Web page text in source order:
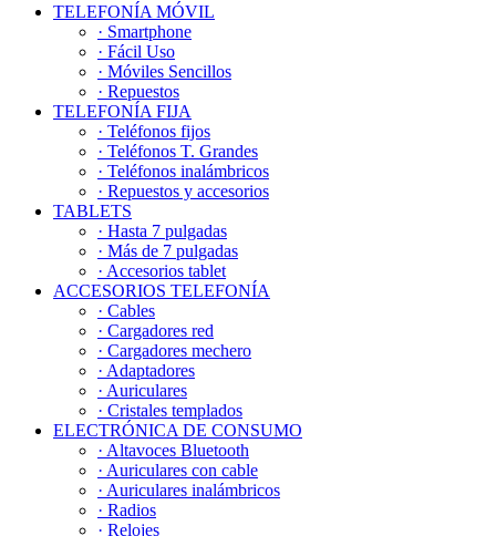
TELEFONÍA MÓVIL
· Smartphone
· Fácil Uso
· Móviles Sencillos
· Repuestos
TELEFONÍA FIJA
· Teléfonos fijos
· Teléfonos T. Grandes
· Teléfonos inalámbricos
· Repuestos y accesorios
TABLETS
· Hasta 7 pulgadas
· Más de 7 pulgadas
· Accesorios tablet
ACCESORIOS TELEFONÍA
· Cables
· Cargadores red
· Cargadores mechero
· Adaptadores
· Auriculares
· Cristales templados
ELECTRÓNICA DE CONSUMO
· Altavoces Bluetooth
· Auriculares con cable
· Auriculares inalámbricos
· Radios
· Relojes